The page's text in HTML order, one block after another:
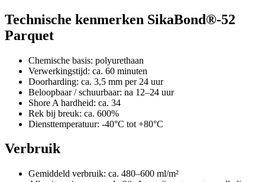
Technische kenmerken SikaBond®-52
Parquet
Chemische basis: polyurethaan
Verwerkingstijd: ca. 60 minuten
Doorharding: ca. 3,5 mm per 24 uur
Beloopbaar / schuurbaar: na 12–24 uur
Shore A hardheid: ca. 34
Rek bij breuk: ca. 600%
Diensttemperatuur: -40°C tot +80°C
Verbruik
Gemiddeld verbruik: ca. 480–600 ml/m²